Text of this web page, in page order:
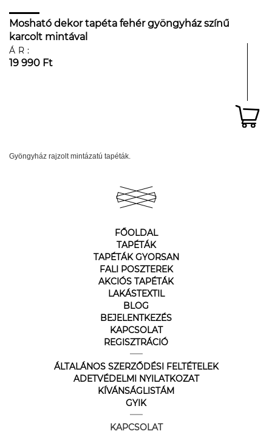
Mosható dekor tapéta fehér gyöngyház színű
karcolt mintával
ÁR:
19 990 Ft
Gyöngyház rajzolt mintázatú tapéták.
FŐOLDAL
TAPÉTÁK
TAPÉTÁK GYORSAN
FALI POSZTEREK
AKCIÓS TAPÉTÁK
LAKÁSTEXTIL
BLOG
BEJELENTKEZÉS
KAPCSOLAT
REGISZTRÁCIÓ
ÁLTALÁNOS SZERZŐDÉSI FELTÉTELEK
ADETVÉDELMI NYILATKOZAT
KÍVÁNSÁGLISTÁM
GYIK
KAPCSOLAT